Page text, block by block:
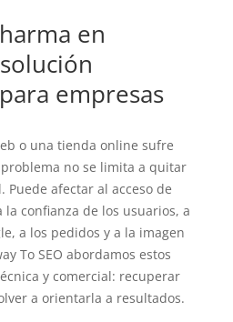
en
empresas
o una tienda online sufre
no se limita a quitar
Puede afectar al acceso de
confianza de los usuarios, a
a los pedidos y a la imagen
To SEO abordamos estos
y comercial: recuperar
a orientarla a resultados.